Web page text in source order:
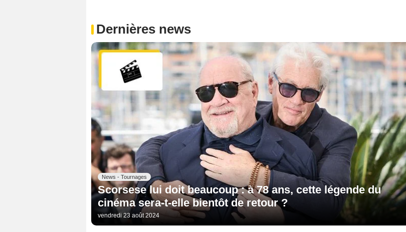
Dernières news
News - Tournages
Scorsese lui doit beaucoup : à 78 ans, cette légende du
cinéma sera-t-elle bientôt de retour ?
vendredi 23 août 2024